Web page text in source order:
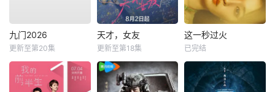
九门2026
更新至第20集
天才，女友
更新至第18集
这一秒过火
已完结